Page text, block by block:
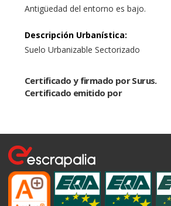
Antigüedad del entorno es bajo.
Descripción Urbanística:
Suelo Urbanizable Sectorizado
Certificado y firmado por Surus.
Certificado emitido por